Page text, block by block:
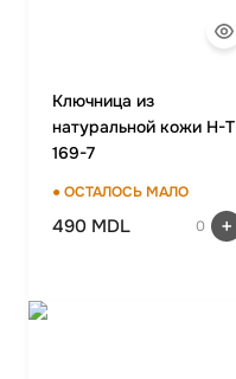
Ключница из
натуральной кожи H-T
169-7
● ОСТАЛОСЬ МАЛО
490 MDL 0